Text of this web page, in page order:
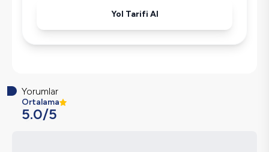
Yol Tarifi Al
Yorumlar
Ortalama
5.0/5